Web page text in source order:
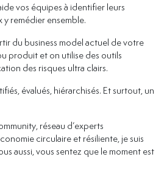
vos équipes à identifier leurs
y remédier ensemble.
du business model actuel de votre
produit et on utilise des outils
des risques ultra clairs.
évalués, hiérarchisés. Et surtout, un
réseau d’experts
circulaire et résiliente, je suis
aussi, vous sentez que le moment est